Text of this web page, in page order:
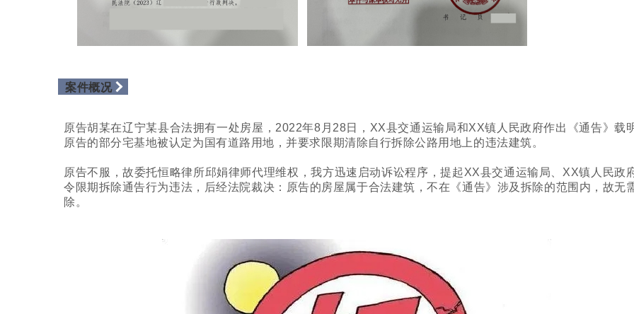
案件概况
原告胡某在辽宁某县合法拥有一处房屋，2022年8月28日，XX县交通运输局和XX镇人民政府作出《通告》载
原告的部分宅基地被认定为国有道路用地，并要求限期清除自行拆除公路用地上的违法建筑。
原告不服，故委托恒略律所邱娟律师代理维权，我方迅速启动诉讼程序，提起XX县交通运输局、XX镇人民政
令限期拆除通告行为违法，后经法院裁决：原告的房屋属于合法建筑，不在《通告》涉及拆除的范围内，故无
除。